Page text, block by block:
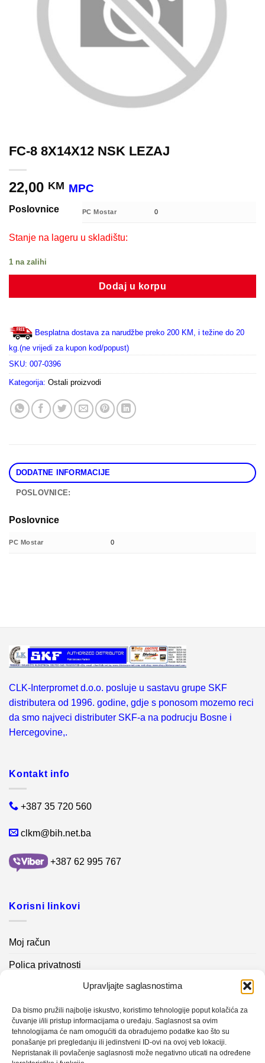
Upravljajte saglasnostima
Da bismo pružili najbolje iskustvo, koristimo tehnologije poput kolačića za
čuvanje i/ili pristup informacijama o uređaju. Saglasnost sa ovim
tehnologijama će nam omogućiti da obrađujemo podatke kao što su
ponašanje pri pregledanju ili jedinstveni ID-ovi na ovoj veb lokaciji.
Nepristanak ili povlačenje saglasnosti može negativno uticati na određene
FC-8 8X14X12 NSK LEZAJ
22,00 KM MPC
Poslovnice PC Mostar 0
Stanje na lageru u skladištu:
1 na zalihi
Dodaj u korpu
Besplatna dostava za narudžbe preko 200 KM, i težine do 20
kg.(ne vrijedi za kupon kod/popust)
SKU: 007-0396
Kategorija: Ostali proizvodi
DODATNE INFORMACIJE
POSLOVNICE:
Poslovnice
PC Mostar 0
CLK-Interpromet d.o.o. posluje u sastavu grupe SKF
distributera od 1996. godine, gdje s ponosom mozemo reci
da smo najveci distributer SKF-a na podrucju Bosne i
Hercegovine,.
Kontakt info
+387 35 720 560
clkm@bih.net.ba
+387 62 995 767
Korisni linkovi
Moj račun
Polica privatnosti
Kontakt info
Novosti